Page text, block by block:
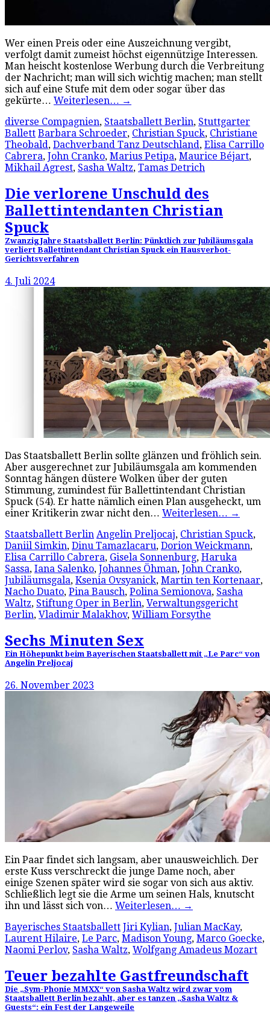
Wer einen Preis oder eine Auszeichnung vergibt,
verfolgt damit zumeist höchst eigennützige Interessen.
Man heischt kostenlose Werbung durch die Verbreitung
der Nachricht; man will sich wichtig machen; man stellt
sich auf eine Stufe mit dem oder sogar über das
gekürte… Weiterlesen… →
diverse Compagnien, Staatsballett Berlin, Stuttgarter
Ballett Barbara Schroeder, Christian Spuck, Christiane
Theobald, Dachverband Tanz Deutschland, Elisa Carrillo
Cabrera, John Cranko, Marius Petipa, Maurice Béjart,
Mikhail Agrest, Sasha Waltz, Tamas Detrich
Die verlorene Unschuld des
Ballettintendanten Christian
Spuck
Zwanzig Jahre Staatsballett Berlin: Pünktlich zur Jubiläumsgala
verliert Ballettintendant Christian Spuck ein Hausverbot-
Gerichtsverfahren
4. Juli 2024
Das Staatsballett Berlin sollte glänzen und fröhlich sein.
Aber ausgerechnet zur Jubiläumsgala am kommenden
Sonntag hängen düstere Wolken über der guten
Stimmung, zumindest für Ballettintendant Christian
Spuck (54). Er hatte nämlich einen Plan ausgeheckt, um
einer Kritikerin zwar nicht den… Weiterlesen… →
Staatsballett Berlin Angelin Preljocaj, Christian Spuck,
Daniil Simkin, Dinu Tamazlacaru, Dorion Weickmann,
Elisa Carrillo Cabrera, Gisela Sonnenburg, Haruka
Sassa, Iana Salenko, Johannes Öhman, John Cranko,
Jubiläumsgala, Ksenia Ovsyanick, Martin ten Kortenaar,
Nacho Duato, Pina Bausch, Polina Semionova, Sasha
Waltz, Stiftung Oper in Berlin, Verwaltungsgericht
Berlin, Vladimir Malakhov, William Forsythe
Sechs Minuten Sex
Ein Höhepunkt beim Bayerischen Staatsballett mit „Le Parc“ von
Angelin Preljocaj
26. November 2023
Ein Paar findet sich langsam, aber unausweichlich. Der
erste Kuss verschreckt die junge Dame noch, aber
einige Szenen später wird sie sogar von sich aus aktiv.
Schließlich legt sie die Arme um seinen Hals, knutscht
ihn und lässt sich von… Weiterlesen… →
Bayerisches Staatsballett Jiri Kylian, Julian MacKay,
Laurent Hilaire, Le Parc, Madison Young, Marco Goecke,
Naomi Perlov, Sasha Waltz, Wolfgang Amadeus Mozart
Teuer bezahlte Gastfreundschaft
Die „Sym-Phonie MMXX“ von Sasha Waltz wird zwar vom
Staatsballett Berlin bezahlt, aber es tanzen „Sasha Waltz &
Guests“: ein Fest der Langeweile